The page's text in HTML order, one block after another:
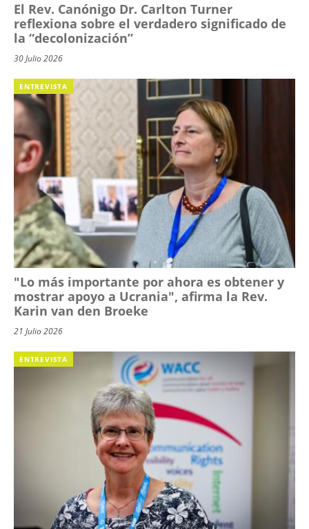
El Rev. Canónigo Dr. Carlton Turner
reflexiona sobre el verdadero significado de
la “decolonización”
30 Julio 2026
ENTREVISTA
"Lo más importante por ahora es obtener y
mostrar apoyo a Ucrania", afirma la Rev.
Karin van den Broeke
21 Julio 2026
ENTREVISTA